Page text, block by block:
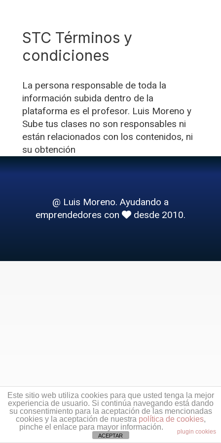
STC Términos y
condiciones
La persona responsable de toda la
información subida dentro de la
plataforma es el profesor. Luis Moreno y
Sube tus clases no son responsables ni
están relacionados con los contenidos, ni
su obtención
@ Luis Moreno. Ayudando a
emprendedores con
desde 2010.
Este sitio web utiliza cookies para que usted tenga la mejor
experiencia de usuario. Si continúa navegando está dando
su consentimiento para la aceptación de las mencionadas
cookies y la aceptación de nuestra política de cookies,
pinche el enlace para mayor información.
plugin cookies
ACEPTAR